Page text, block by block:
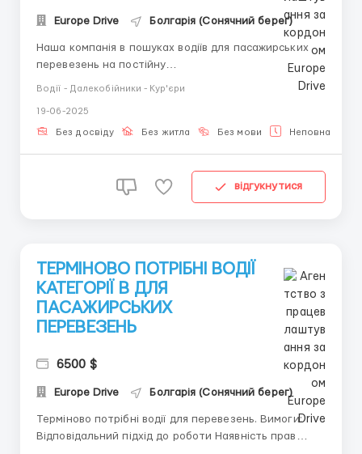
Europe Drive Болгарія (Сонячний берег)
Наша компанія в пошуках водіїв для пасажирських
перевезень на постійну
основу.Вимоги:Відповідальний підхід до поставлених
оренду)Права категорії BМожлива робота без
досвідуДе працювати?Болгарія, Польща,
Водії - Далекобійники - Кур'єри
19-06-2025
Без досвіду Без житла Без мови Неповна
відгукнутися
ТЕРМІНОВО ПОТРІБНІ ВОДІЇ
КАТЕГОРІЇ B ДЛЯ
ПАСАЖИРСЬКИХ
ПЕРЕВЕЗЕНЬ
6500 $
Europe Drive Болгарія (Сонячний берег)
Терміново потрібні водії для перевезень. Вимоги:
Відповідальний підхід до роботи Наявність прав